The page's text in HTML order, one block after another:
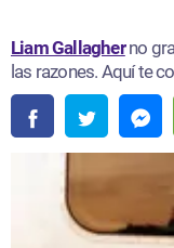
Liam Gallagherno
las razones. Aquí te